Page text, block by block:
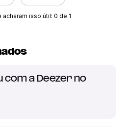
acharam isso útil: 0 de 1
com a Deezer no